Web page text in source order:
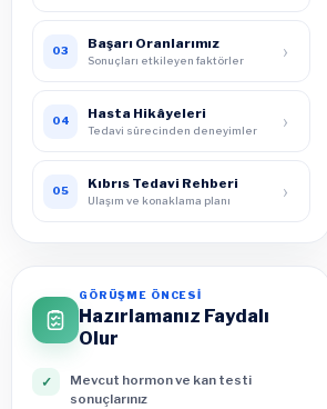
03 Başarı Oranlarımız
Sonuçları etkileyen faktörler ›
04 Hasta Hikâyeleri
Tedavi sürecinden deneyimler ›
05 Kıbrıs Tedavi Rehberi
Ulaşım ve konaklama planı ›
GÖRÜŞME ÖNCESİ
Hazırlamanız Faydalı
Olur
✓
Mevcut hormon ve kan testi
sonuçlarınız